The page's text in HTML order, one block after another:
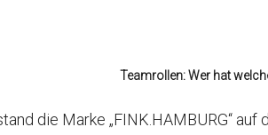
Teamrollen: Wer hat
die Marke „FINK.HAMBURG“